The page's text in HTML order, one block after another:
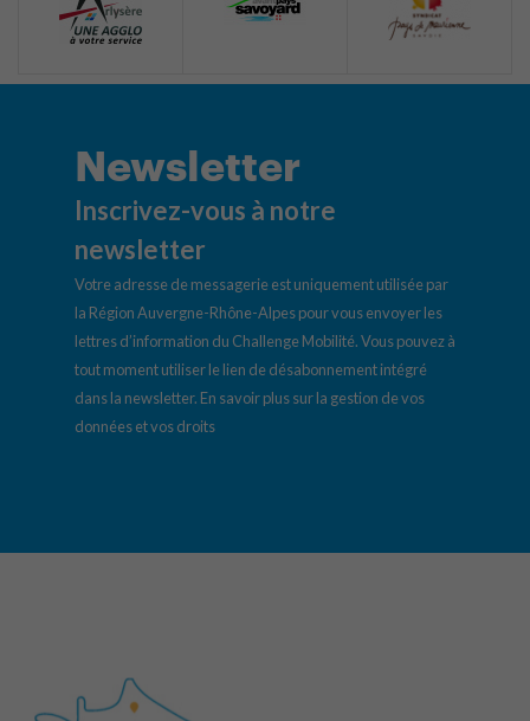
Newsletter
Inscrivez-vous à notre
newsletter
Votre adresse de messagerie est uniquement utilisée par
la Région Auvergne-Rhône-Alpes pour vous envoyer les
lettres d’information du Challenge Mobilité. Vous pouvez à
tout moment utiliser le lien de désabonnement intégré
dans la newsletter. En savoir plus sur la gestion de vos
données et vos droits